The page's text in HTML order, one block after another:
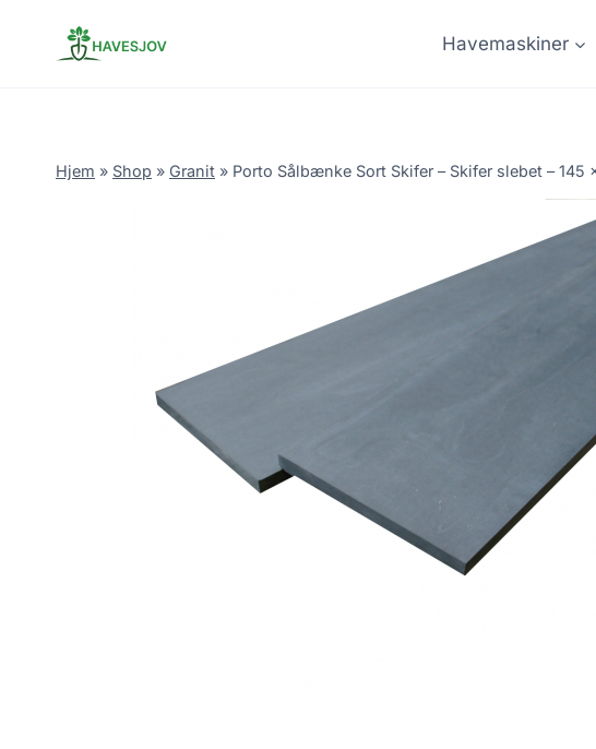
Havemaskiner
Hjem » Shop » Granit » Porto Sålbænke Sort Skifer – Skifer slebet – 145